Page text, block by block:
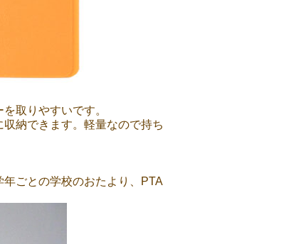
取りやすいです。
納できます。軽量なので持ち
ごとの学校のおたより、PTA